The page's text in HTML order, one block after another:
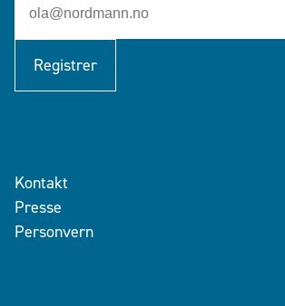
Registrer
Kontakt
Presse
Personvern